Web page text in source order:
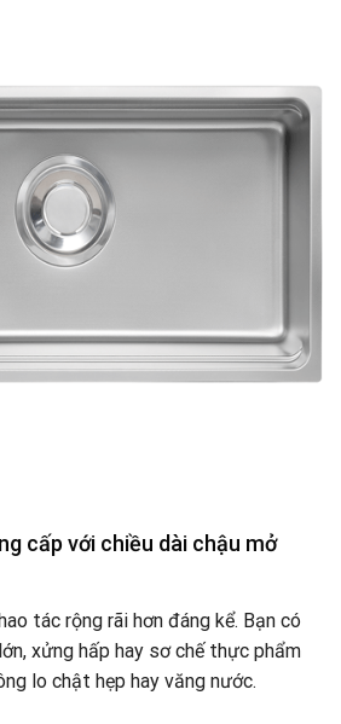
cấp với chiều dài chậu mở
tác rộng rãi hơn đáng kể. Bạn có
xửng hấp hay sơ chế thực phẩm
lo chật hẹp hay văng nước.